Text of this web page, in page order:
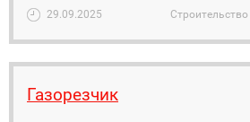
29.09.2025
Газорезчик